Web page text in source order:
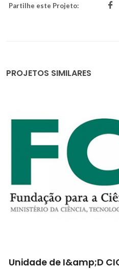
Partilhe este Projeto:
PROJETOS SIMILARES
Revestimentos anti-